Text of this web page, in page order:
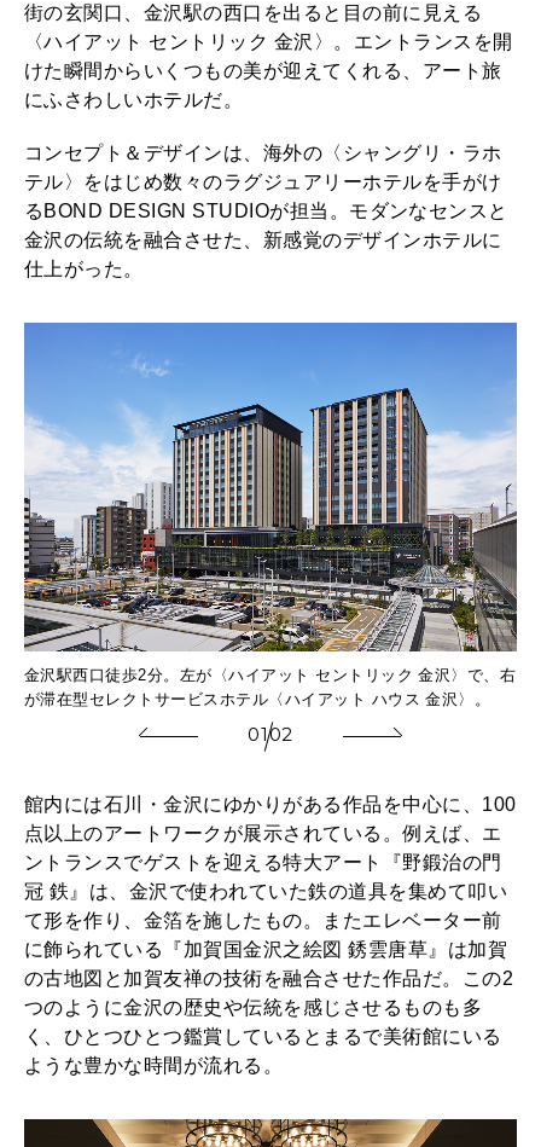
2026年3月号「スイーツ予想図 2026」
2026年2月号「良運を掴む 新・開運術。」
2025年12月号「お酒の新常識。」
〉
＆
〈
ハ
イ
ア
ッ
ス
金
沢
〉
。
街の玄関口、金沢駅の西口を出ると目の前に見える
〈ハイアット セントリック 金沢〉。エントランスを開
けた瞬間からいくつもの美が迎えてくれる、アート旅
にふさわしいホテルだ。
コンセプト＆デザインは、海外の〈シャングリ・ラホ
テル〉をはじめ数々のラグジュアリーホテルを手がけ
るBOND DESIGN STUDIOが担当。モダンなセンスと
金沢の伝統を融合させた、新感覚のデザインホテルに
仕上がった。
金沢駅西口徒歩2分。左が〈ハイアット セントリック 金沢〉で、右
が滞在型セレクトサービスホテル〈ハイアット ハウス 金沢〉。
0102
館内には石川・金沢にゆかりがある作品を中心に、100
点以上のアートワークが展示されている。例えば、エ
ントランスでゲストを迎える特大アート『野鍛治の門
冠 鉄』は、金沢で使われていた鉄の道具を集めて叩い
て形を作り、金箔を施したもの。またエレベーター前
に飾られている『加賀国金沢之絵図 銹雲唐草』は加賀
の古地図と加賀友禅の技術を融合させた作品だ。この2
つのように金沢の歴史や伝統を感じさせるものも多
く、ひとつひとつ鑑賞しているとまるで美術館にいる
ような豊かな時間が流れる。